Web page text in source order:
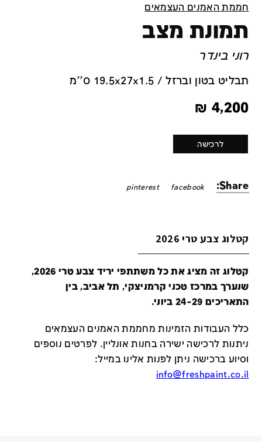
חממת האמנים העצמאים
תמונת מצב
רוני בינדר
תבליט בטון וברזל / 19.5x27x1.5 ס''מ
4,200
₪
לרכישה
Share:
facebook
pinterest
קטלוג צבע טרי 2026
קטלוג זה מציג את כל משתתפי יריד צבע טרי 2026,
שנערך במרכז טכני קרמניצקי, תל אביב, בין
התאריכים 24-29 ביוני.
כלל העבודות הזמינות מחממת האמנים העצמאים
ניתנות לרכישה ישירה בחנות אונליין. לפרטים נוספים
וסיוע ברכישה ניתן לפנות אלינו במייל:
info@freshpaint.co.il